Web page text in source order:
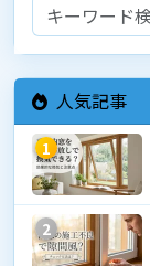
人気記事
1
2